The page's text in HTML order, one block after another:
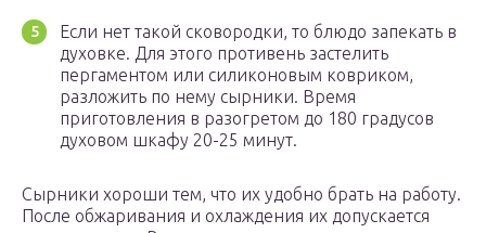
Если нет такой сковородки, то блюдо запекать в
духовке. Для этого противень застелить
пергаментом или силиконовым ковриком,
разложить по нему сырники. Время
приготовления в разогретом до 180 градусов
духовом шкафу 20-25 минут.
Сырники хороши тем, что их удобно брать на работу.
После обжаривания и охлаждения их допускается